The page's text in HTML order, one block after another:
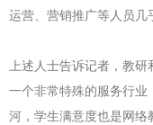
运营、营销推广等人员几
上述人士告诉记者，教
一个非常特殊的服务行
河，学生满意度也是网